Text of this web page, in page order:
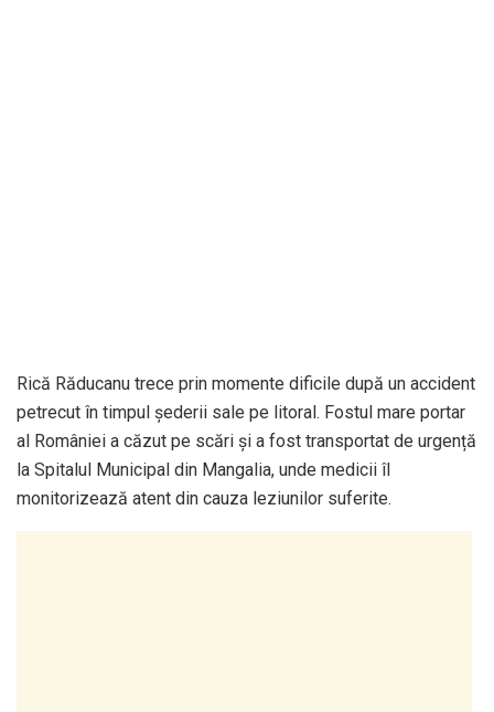
Rică Răducanu trece prin momente dificile după un accident
petrecut în timpul șederii sale pe litoral. Fostul mare portar
al României a căzut pe scări și a fost transportat de urgență
la Spitalul Municipal din Mangalia, unde medicii îl
monitorizează atent din cauza leziunilor suferite.